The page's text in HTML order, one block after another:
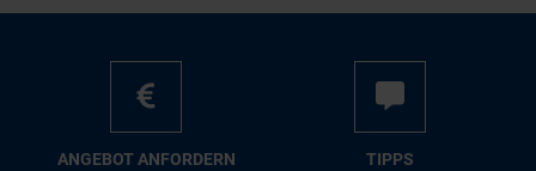
AN­GE­BOT AN­FOR­DERN TIPPS